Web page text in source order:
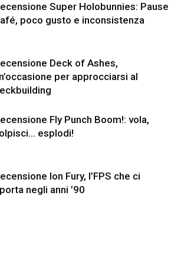
Super Holobunnies: Pause
poco gusto e inconsistenza
Deck of Ashes,
per approcciarsi al
Fly Punch Boom!: vola,
esplodi!
Ion Fury, l’FPS che ci
negli anni ’90